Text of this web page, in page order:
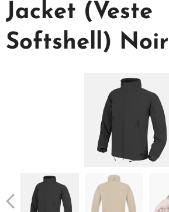
Jacket (Veste
Softshell) Noir